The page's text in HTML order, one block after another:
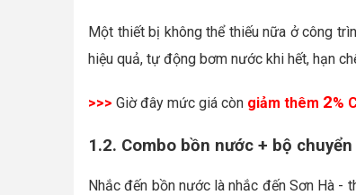
Một thiết bị không thể thiếu nữa ở công
hiệu quả, tự động bơm nước khi hết, hạn
>>> Giờ đây mức giá còn giảm thêm 2%
1.2. Combo bồn nước + bộ chuyển
Nhắc đến bồn nước là nhắc đến Sơn Hà -